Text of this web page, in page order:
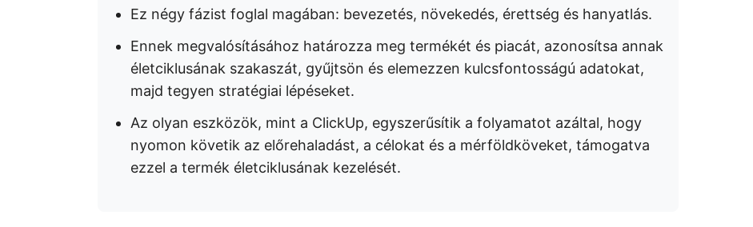
Ez négy fázist foglal magában: bevezetés, növekedés, érettség és hanyatlás.
Ennek megvalósításához határozza meg termékét és piacát, azonosítsa annak
életciklusának szakaszát, gyűjtsön és elemezzen kulcsfontosságú adatokat,
majd tegyen stratégiai lépéseket.
Az olyan eszközök, mint a ClickUp, egyszerűsítik a folyamatot azáltal, hogy
nyomon követik az előrehaladást, a célokat és a mérföldköveket, támogatva
ezzel a termék életciklusának kezelését.